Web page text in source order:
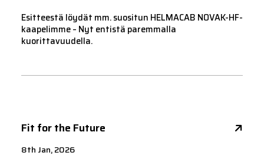
Esitteestä löydät mm. suositun HELMACAB NOVAK-HF-
kaapelimme – Nyt entistä paremmalla
kuorittavuudella.
Fit for the Future
8th Jan, 2026